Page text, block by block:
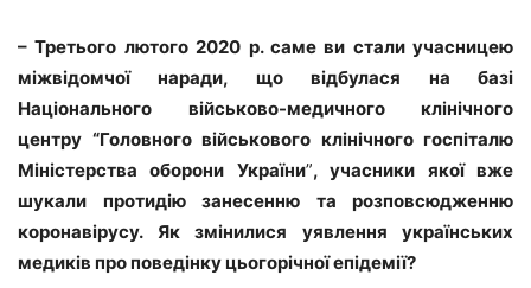
– Третього лютого 2020 р. саме ви стали учасницею
міжвідомчої наради, що відбулася на базі
Національного військово-медичного клінічного
центру “Головного військового клінічного госпіталю
Міністерства оборони України”, учасники якої вже
шукали протидію занесенню та розповсюдженню
коронавірусу. Як змінилися уявлення українських
медиків про поведінку цьогорічної епідемії?